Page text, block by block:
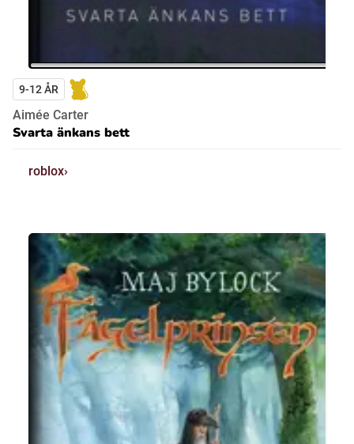
9-12 ÅR
Aimée Carter
Svarta änkans bett
roblox